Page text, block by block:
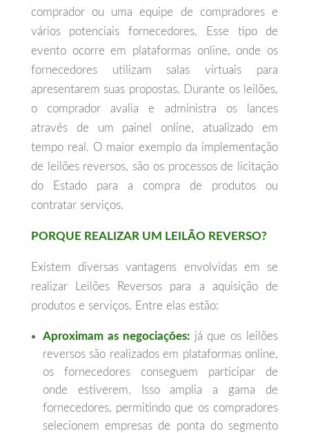
comprador ou uma equipe de compradores e
vários potenciais fornecedores. Esse tipo de
evento ocorre em plataformas online, onde os
fornecedores utilizam salas virtuais para
apresentarem suas propostas. Durante os leilões,
o comprador avalia e administra os lances
através de um painel online, atualizado em
tempo real. O maior exemplo da implementação
de leilões reversos, são os processos de licitação
do Estado para a compra de produtos ou
contratar serviços.
PORQUE REALIZAR UM LEILÃO REVERSO?
Existem diversas vantagens envolvidas em se
realizar Leilões Reversos para a aquisição de
produtos e serviços. Entre elas estão:
Aproximam as negociações: já que os leilões
reversos são realizados em plataformas online,
os fornecedores conseguem participar de
onde estiverem. Isso amplia a gama de
fornecedores, permitindo que os compradores
selecionem empresas de ponta do segmento